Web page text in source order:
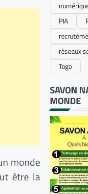
monde
être la
PIA
réseaux
Togo
SAVON
MONDE